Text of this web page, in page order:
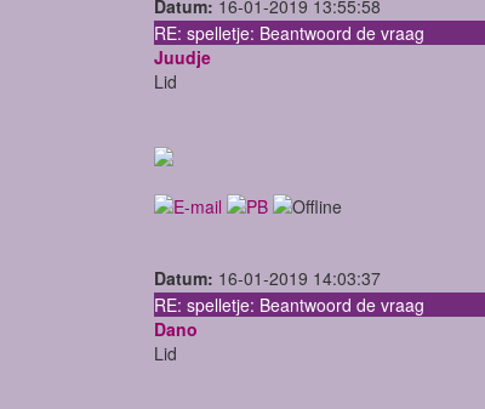
Datum: 16-01-2019 13:55:58
RE: spelletje: Beantwoord de vraag
Juudje
Lid
Datum: 16-01-2019 14:03:37
RE: spelletje: Beantwoord de vraag
Dano
Lid